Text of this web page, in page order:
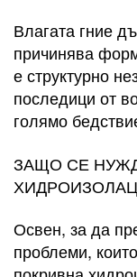
Влагата гние
причинява
е структурно
последици от
голямо
ЗАЩО СЕ
Освен, за да
проблеми,